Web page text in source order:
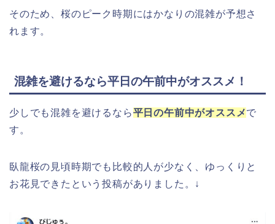
そのため、桜のピーク時期にはかなりの混雑が予想さ
れます。
混雑を避けるなら平日の午前中がオススメ！
少しでも混雑を避けるなら平日の午前中がオススメで
す。
臥龍桜の見頃時期でも比較的人が少なく、ゆっくりと
お花見できたという投稿がありました。↓